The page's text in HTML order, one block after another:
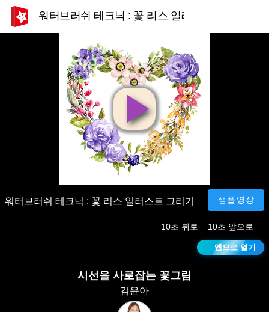
워터브러쉬 테크닉 : 꽃 리스 일러스트 그리기
영
상
재
생
워터브러쉬 테크닉 : 꽃 리스 일러스트 그리기 샘플영상
10초 뒤로 10초 앞으로
앱으로 열기
시선을 사로잡는 꽃그림
김윤아